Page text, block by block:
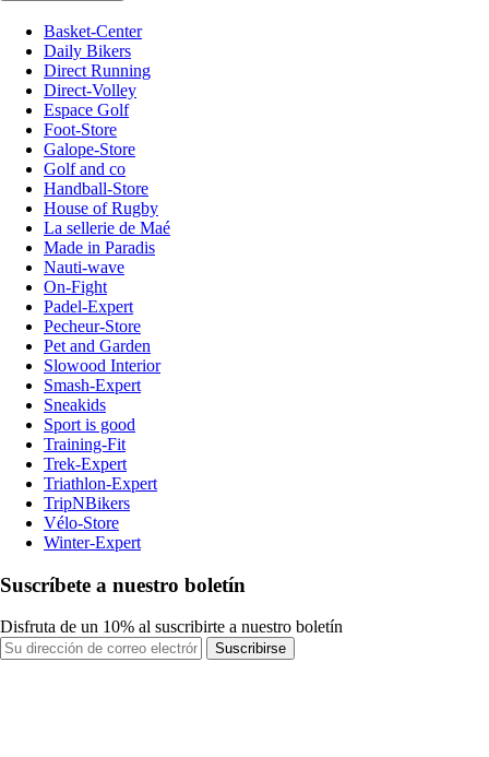
Basket-Center
Daily Bikers
Direct Running
Direct-Volley
Espace Golf
Foot-Store
Galope-Store
Golf and co
Handball-Store
House of Rugby
La sellerie de Maé
Made in Paradis
Nauti-wave
On-Fight
Padel-Expert
Pecheur-Store
Pet and Garden
Slowood Interior
Smash-Expert
Sneakids
Sport is good
Training-Fit
Trek-Expert
Triathlon-Expert
TripNBikers
Vélo-Store
Winter-Expert
Suscríbete a nuestro boletín
Disfruta de un 10% al suscribirte a nuestro boletín
Suscribirse